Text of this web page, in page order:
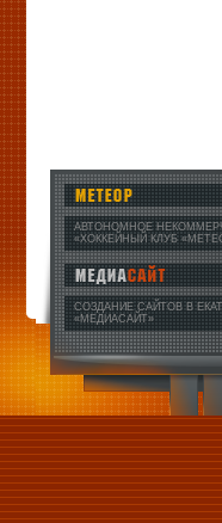
АВТОНОМНОЕ
«ХОККЕЙНЫЙ КЛУБ
СОЗДАНИЕ САЙТОВ В
«МЕДИАСАЙТ»